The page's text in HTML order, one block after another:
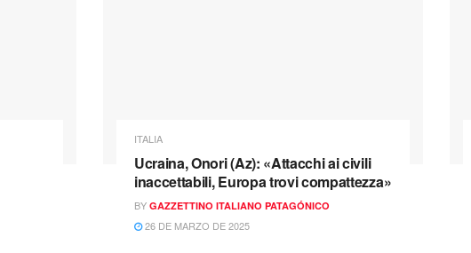
ITALIA
Ucraina, Onori (Az): «Attacchi ai civili
inaccettabili, Europa trovi compattezza»
BY GAZZETTINO ITALIANO PATAGÓNICO
26 DE MARZO DE 2025